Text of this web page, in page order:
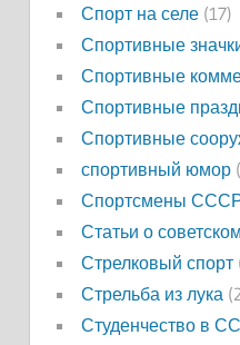
Спорт на селе(17)
Спортивные
Спортивные
Спортивные
Спортивные
спортивный юмор
Спортсмены
Статьи о
Стрелковый спорт
Стрельба из лука
Студенчество в